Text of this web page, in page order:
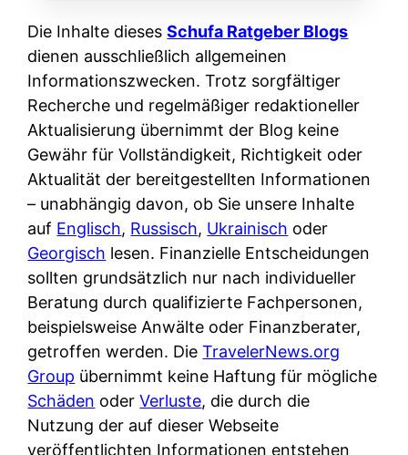
h
i
e
r
e
n
r
u
s
s
i
s
c
h
e
B
a
n
W
t
i
r
k
c
k
o
t
n
d
e
r
S
c
h
u
t
z
d
e
r
F
i
r
m
a
Die Inhalte diesesSchufa Ratgeber Blogs
dienen ausschließlich allgemeinen
Informationszwecken. Trotz sorgfältiger
Recherche und regelmäßiger redaktioneller
Aktualisierung übernimmt der Blog keine
Gewähr für Vollständigkeit, Richtigkeit oder
Aktualität der bereitgestellten Informationen
– unabhängig davon, ob Sie unsere Inhalte
auf Englisch, Russisch, Ukrainisch oder
Georgisch lesen. Finanzielle Entscheidungen
sollten grundsätzlich nur nach individueller
Beratung durch qualifizierte Fachpersonen,
beispielsweise Anwälte oder Finanzberater,
getroffen werden. DieTravelerNews.org
Group übernimmt keine Haftung für mögliche
Schäden oderVerluste, die durch die
Nutzung der auf dieser Webseite
veröffentlichten Informationen entstehen